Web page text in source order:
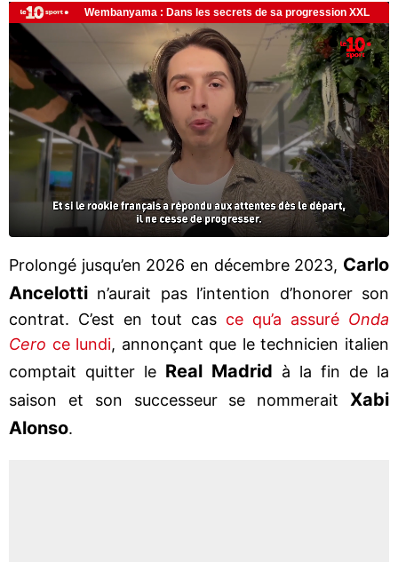
Prolongé jusqu’en 2026 en décembre 2023, Carlo
Ancelotti n’aurait pas l’intention d’honorer son
contrat. C’est en tout cas ce qu’a assuré Onda
Cero ce lundi, annonçant que le technicien italien
comptait quitter le Real Madrid à la fin de la
saison et son successeur se nommerait Xabi
Alonso.